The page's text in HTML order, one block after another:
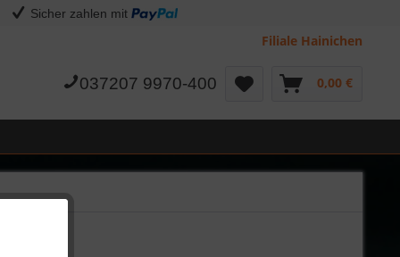
Sicher zahlen mit
Filiale Hainichen
037207 9970-400 0,00 €